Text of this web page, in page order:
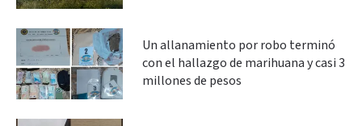
Un allanamiento por robo terminó
con el hallazgo de marihuana y casi 3
millones de pesos